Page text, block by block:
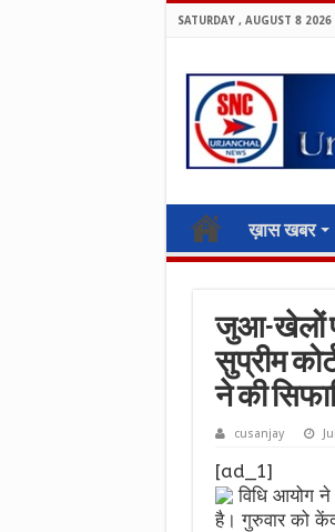
SATURDAY , AUGUST 8 2026
ख़ास खबर
जुआ-खेलों
सुप्रीम
ने की
cusanjay
[ad_1]
विधि आयोग
है। गुरुवार को